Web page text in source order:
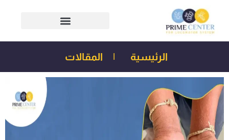
الرئيسية | المقالات